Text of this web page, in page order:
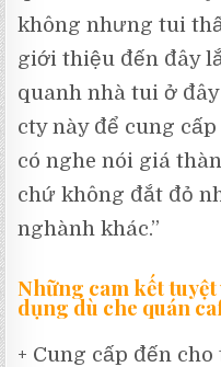
không nhưng tui
giới thiệu đến đây
quanh nhà tui ở
cty này để cung
có nghe nói giá
chứ không đắt đỏ
nghành khác.”
Những cam kết
dụng dù che quán
+ Cung cấp đến